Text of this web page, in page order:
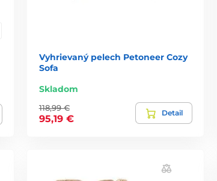
Vyhrievaný pelech Petoneer Cozy
Sofa
Skladom
118,99 €
95,19 €
Detail